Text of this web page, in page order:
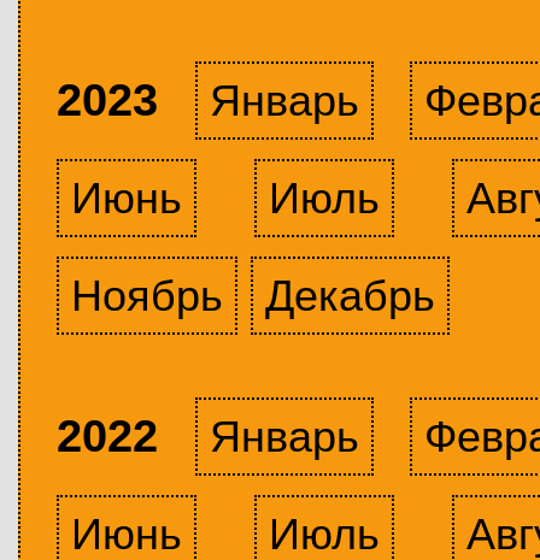
2023 Январь
Июнь
Июль
Ноябрь
Декабрь
2022 Январь
Июнь
Июль